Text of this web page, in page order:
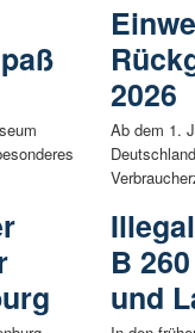
2026
Ab dem 1.
B
und